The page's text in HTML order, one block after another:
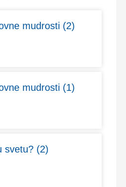
mudrosti (2)
mudrosti (1)
svetu? (2)